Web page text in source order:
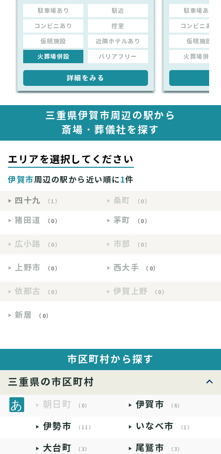
駐車場あり 駅近
コンビニあり 控室
仮眠施設 近隣ホテルあり
火葬場併設 バリアフリー
詳細をみる
駐車場あり
コンビニあり
仮眠施設
火葬場併設
三重県伊賀市周辺の駅から
斎場・葬儀社を探す
エリアを選択してください
伊賀市周辺の駅から近い順に1件
四十九
（1） 桑町 （0）
猪田道 （0） 茅町 （0）
広小路 （0） 市部 （0）
上野市 （0） 西大手 （0）
依那古 （0） 伊賀上野 （0）
新居 （0）
市区町村から探す
三重県の市区町村
朝日町 （0） 伊賀市 （6）
伊勢市 （11） いなべ市 （1）
大台町 （3） 尾鷲市 （3）